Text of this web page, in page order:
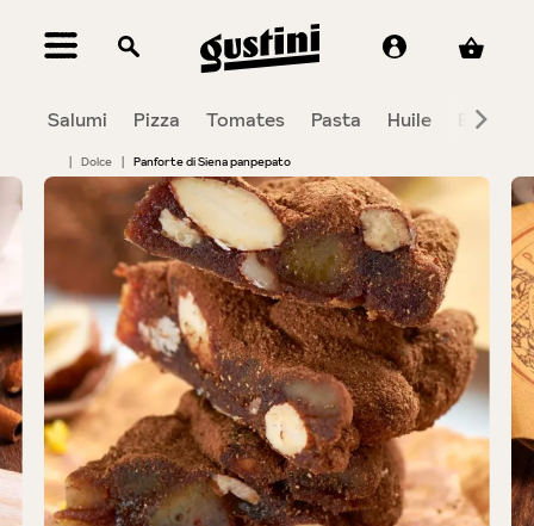
principal
Salumi Pizza Tomates Pasta Huile
| Dolce | Panforte di Siena panpepato
Bildergalerie überspringen